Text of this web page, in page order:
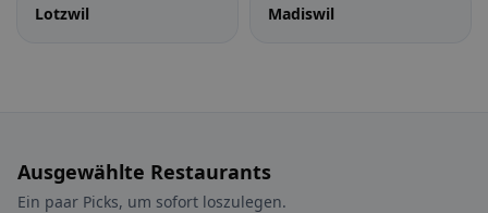
Lotzwil Madiswil
Ausgewählte Restaurants
Ein paar Picks, um sofort loszulegen.